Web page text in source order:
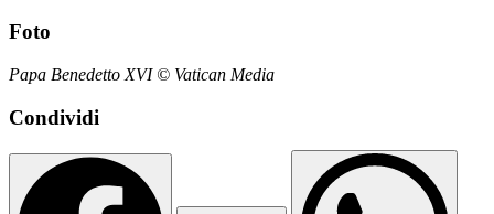
Foto
Papa Benedetto XVI © Vatican Media
Condividi